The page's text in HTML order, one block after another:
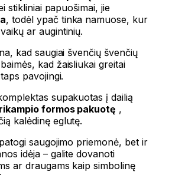
stikliniai papuošimai, jie
, todėl ypač tinka namuose, kur
ar augintinių.
kad saugiai švenčių švenčių
kad žaisliukai greitai
pavojingi.
supakuotas į dailią
formos pakuotę ,
kalėdinę eglutę.
saugojimo priemonė, bet ir
idėja – galite dovanoti
ar draugams kaip simbolinę